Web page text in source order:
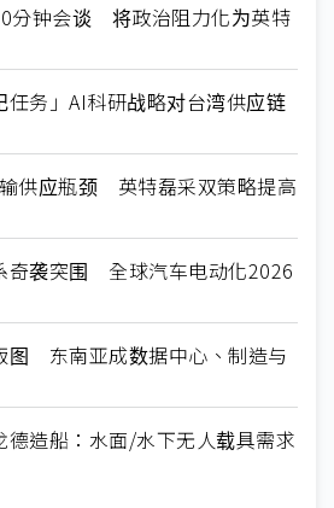
分钟会谈 将政治阻力化为英特
务」AI科研战略对台湾供应链
供应瓶颈 英特磊采双策略提高
奇袭突围 全球汽车电动化2026
图 东南亚成数据中心、制造与
造船：水面/水下无人载具需求